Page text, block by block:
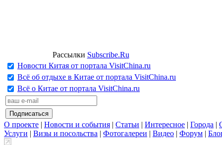
Рассылки Subscribe.Ru
Новости Китая от портала VisitChina.ru
Всё об отдыхе в Китае от портала VisitChina.ru
Всё о Китае от портала VisitChina.ru
О проекте | Новости и события | Статьи | Интересное | Города |
Услуги | Визы и посольства | Фотогалереи | Видео | Форум |